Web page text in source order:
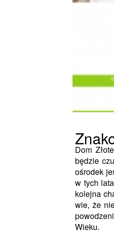
Dom
będzie
ośrodek
w tych
kolejna
wie, że
Wieku.